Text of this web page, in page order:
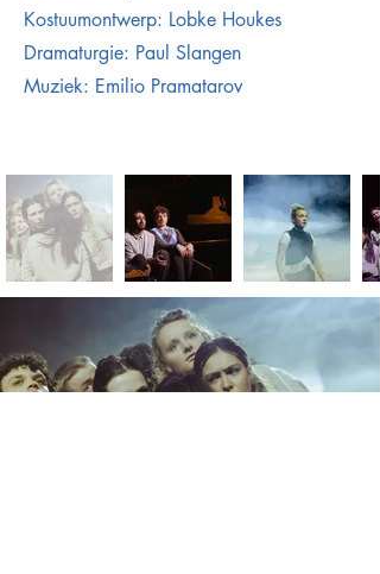
Kostuumontwerp: Lobke Houkes
Dramaturgie: Paul Slangen
Muziek: Emilio Pramatarov